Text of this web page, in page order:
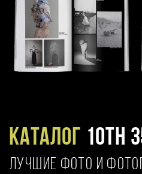
Каталог 10TH
ЛУЧШИЕ ФОТО И